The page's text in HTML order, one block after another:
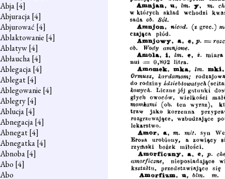
Abja[4]
Abjuracja[4]
Abjurować [4]
Ablaktowanie [4]
Ablatyw[4]
Abłaucha[4]
Ablegacja[4]
Ablegat[4]
Ablegowanie [4]
Ablegry[4]
Ablucja[4]
Abnegacja[4]
Abnegat[4]
Abnegatka[4]
Abnoba[4]
Abo [4]
Abo